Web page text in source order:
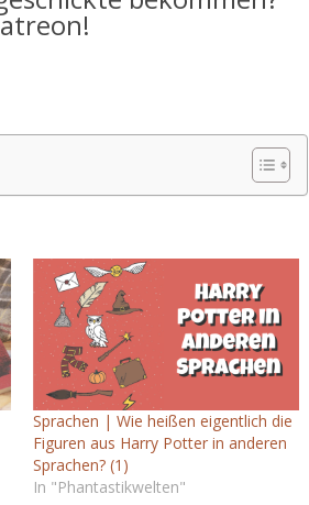
Sprachen | Wie heißen eigentlich die
Figuren aus Harry Potter in anderen
Sprachen? (1)
In "Phantastikwelten"